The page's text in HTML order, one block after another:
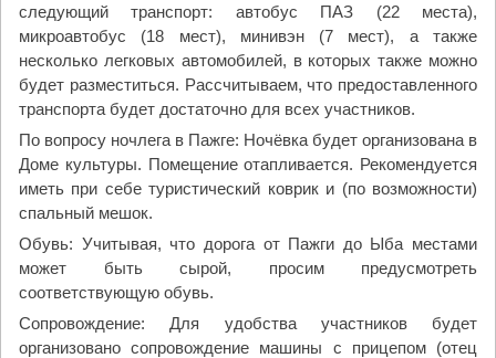
следующий транспорт: автобус ПАЗ (22 места),
микроавтобус (18 мест), минивэн (7 мест), а также
несколько легковых автомобилей, в которых также можно
будет разместиться. Рассчитываем, что предоставленного
транспорта будет достаточно для всех участников.
По вопросу ночлега в Пажге: Ночёвка будет организована в
Доме культуры. Помещение отапливается. Рекомендуется
иметь при себе туристический коврик и (по возможности)
спальный мешок.
Обувь: Учитывая, что дорога от Пажги до Ыба местами
может быть сырой, просим предусмотреть
соответствующую обувь.
Сопровождение: Для удобства участников будет
организовано сопровождение машины с прицепом (отец